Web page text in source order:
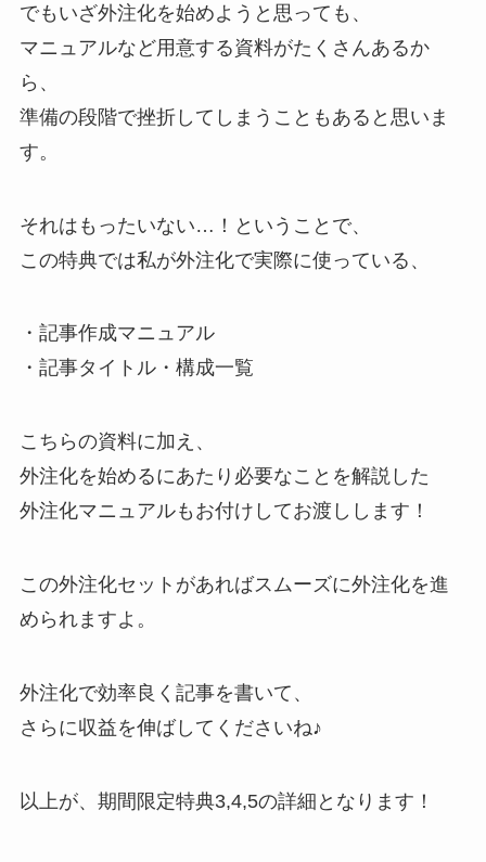
でもいざ外注化を始めようと思っても、
マニュアルなど用意する資料がたくさんあるか
ら、
準備の段階で挫折してしまうこともあると思いま
す。
それはもったいない…！ということで、
この特典では私が外注化で実際に使っている、
・記事作成マニュアル
・記事タイトル・構成一覧
こちらの資料に加え、
外注化を始めるにあたり必要なことを解説した
外注化マニュアルもお付けしてお渡しします！
この外注化セットがあればスムーズに外注化を進
められますよ。
外注化で効率良く記事を書いて、
さらに収益を伸ばしてくださいね♪
以上が、期間限定特典3,4,5の詳細となります！